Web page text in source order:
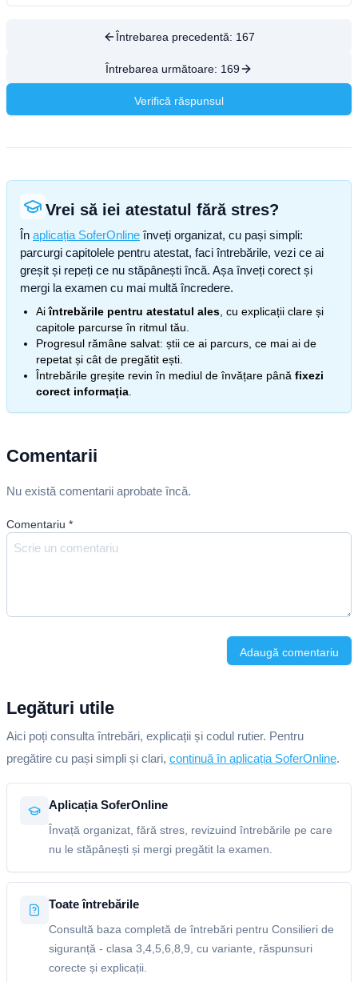
Întrebarea precedentă: 167
Întrebarea următoare: 169
Verifică răspunsul
Vrei să iei atestatul fără stres?
În aplicația SoferOnline înveți organizat, cu pași simpli:
parcurgi capitolele pentru atestat, faci întrebările, vezi ce ai
greșit și repeți ce nu stăpânești încă. Așa înveți corect și
mergi la examen cu mai multă încredere.
Aiîntrebările pentru atestatul ales , cu explicații clare și
capitole parcurse în ritmul tău.
Progresul rămâne salvat: știi ce ai parcurs, ce mai ai de
repetat și cât de pregătit ești.
Întrebările greșite revin în mediul de învățare până fixezi
corect informația
Comentarii
Nu există comentarii aprobate încă.
Comentariu *
Adaugă comentariu
Legături utile
Aici poți consulta întrebări, explicații și codul rutier. Pentru
pregătire cu pași simpli și clari, continuă în aplicația SoferOnline.
Aplicația SoferOnline
Învață organizat, fără stres, revizuind întrebările pe care
nu le stăpânești și mergi pregătit la examen.
Toate întrebările
Consultă baza completă de întrebări pentru Consilieri de
siguranță - clasa 3,4,5,6,8,9, cu variante, răspunsuri
corecte și explicații.